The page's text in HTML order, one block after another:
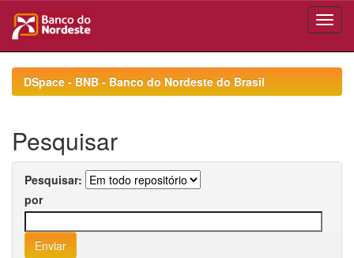
navigationDSpace - BNB - Banco do Nordeste do Brasil
Pesquisar
Pesquisar:
por